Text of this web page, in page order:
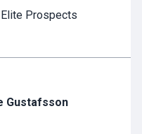
Elite Prospects
Gustafsson